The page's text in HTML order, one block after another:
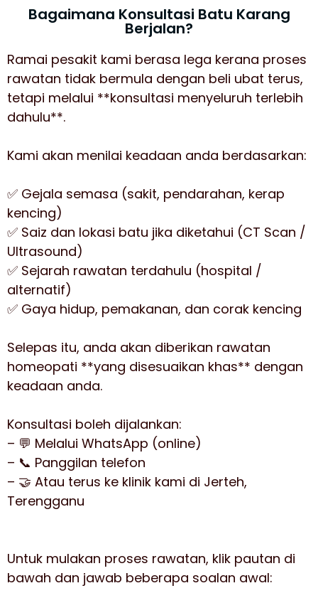
Bagaimana Konsultasi Batu Karang
Berjalan?
Ramai pesakit kami berasa lega kerana proses
rawatan tidak bermula dengan beli ubat terus,
tetapi melalui **konsultasi menyeluruh terlebih
dahulu**.
Kami akan menilai keadaan anda berdasarkan:
✅ Gejala semasa (sakit, pendarahan, kerap
kencing)
✅ Saiz dan lokasi batu jika diketahui (CT Scan /
Ultrasound)
✅ Sejarah rawatan terdahulu (hospital /
alternatif)
✅ Gaya hidup, pemakanan, dan corak kencing
Selepas itu, anda akan diberikan rawatan
homeopati **yang disesuaikan khas** dengan
keadaan anda.
Konsultasi boleh dijalankan:
– 💬 Melalui WhatsApp (online)
– 📞 Panggilan telefon
– 🤝 Atau terus ke klinik kami di Jerteh,
Terengganu
Untuk mulakan proses rawatan, klik pautan di
bawah dan jawab beberapa soalan awal: